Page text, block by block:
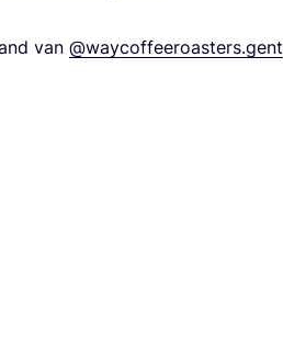
van @waycoffeeroasters.gent